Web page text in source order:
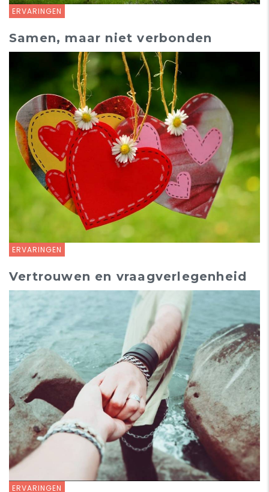
ERVARINGEN
ERVARINGEN
Samen, maar niet verbonden
ERVARINGEN
Vertrouwen en vraagverlegenheid